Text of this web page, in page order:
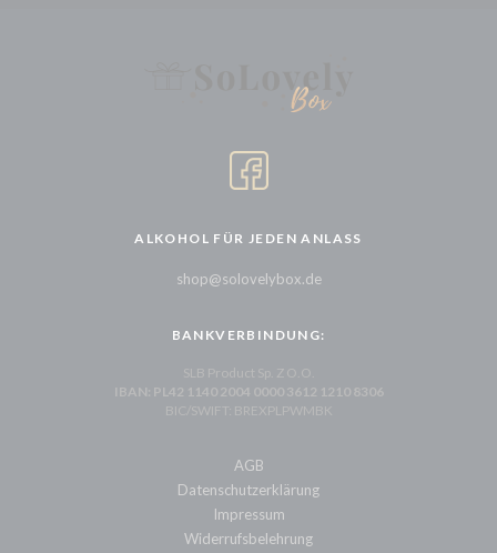
ALKOHOL FÜR JEDEN ANLASS
shop@solovelybox.de
BANKVERBINDUNG:
SLB Product Sp. Z O.O.
IBAN: PL42 1140 2004 0000 3612 1210 8306
BIC/SWIFT: BREXPLPWMBK
AGB
Datenschutzerklärung
Impressum
Widerrufsbelehrung